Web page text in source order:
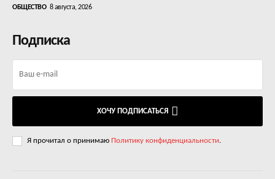
ОБЩЕСТВО 8 августа, 2026
Подписка
ХОЧУ ПОДПИСАТЬСЯ
Я прочитал о принимаю Политику конфиденциальности.